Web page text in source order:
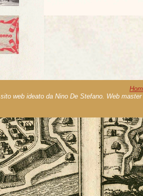
sito web ideato da Nino De Stefano. Web